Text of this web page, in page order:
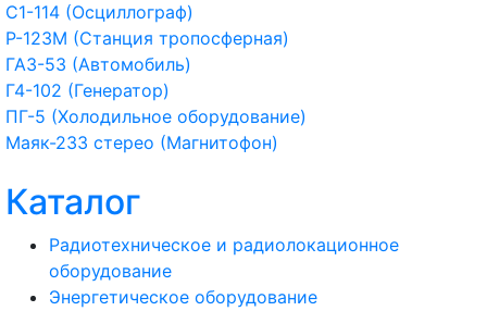
С1-114 (Осциллограф)
Р-123М (Станция тропосферная)
ГАЗ-53 (Автомобиль)
Г4-102 (Генератор)
ПГ-5 (Холодильное оборудование)
Маяк-233 стерео (Магнитофон)
Каталог
Радиотехническое и радиолокационное
оборудование
Энергетическое оборудование